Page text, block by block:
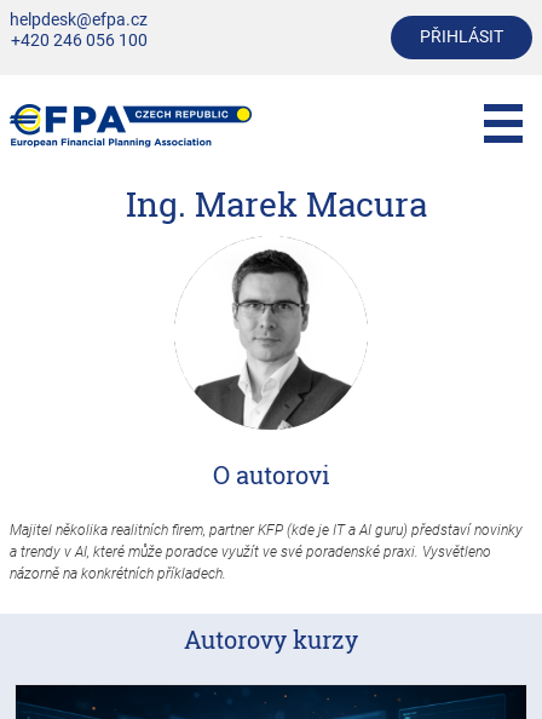
helpdesk@efpa.cz
+420 246 056 100
PŘIHLÁSIT
Ing. Marek Macura
O autorovi
Majitel několika realitních firem, partner KFP (kde je IT a AI guru) představí novinky
a trendy v AI, které může poradce využít ve své poradenské praxi. Vysvětleno
názorně na konkrétních příkladech.
Autorovy kurzy